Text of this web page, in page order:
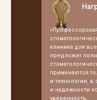
клиника для
предложат
применяются
и технологии, в
и надежности
уверенность.